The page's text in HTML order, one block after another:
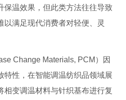
保温效果，但此类方法往往导致
以满足现代消费者对轻便、灵
Change Materials, PCM）因
特性，在智能调温纺织品领域展
相变调温材料与针织基布进行复